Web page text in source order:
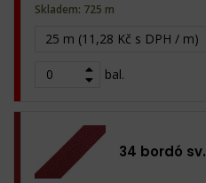
25 m (11,28 Kč s DPH / m)
bal.
Skladem: 725 m
34 bordó sv.